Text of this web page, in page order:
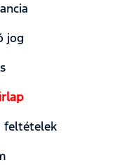
jog
feltételek